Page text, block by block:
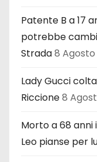
Patente B a 17
potrebbe
Strada8 Agosto
Lady Gucci
Riccione8
Morto a 68 anni
Leo pianse per